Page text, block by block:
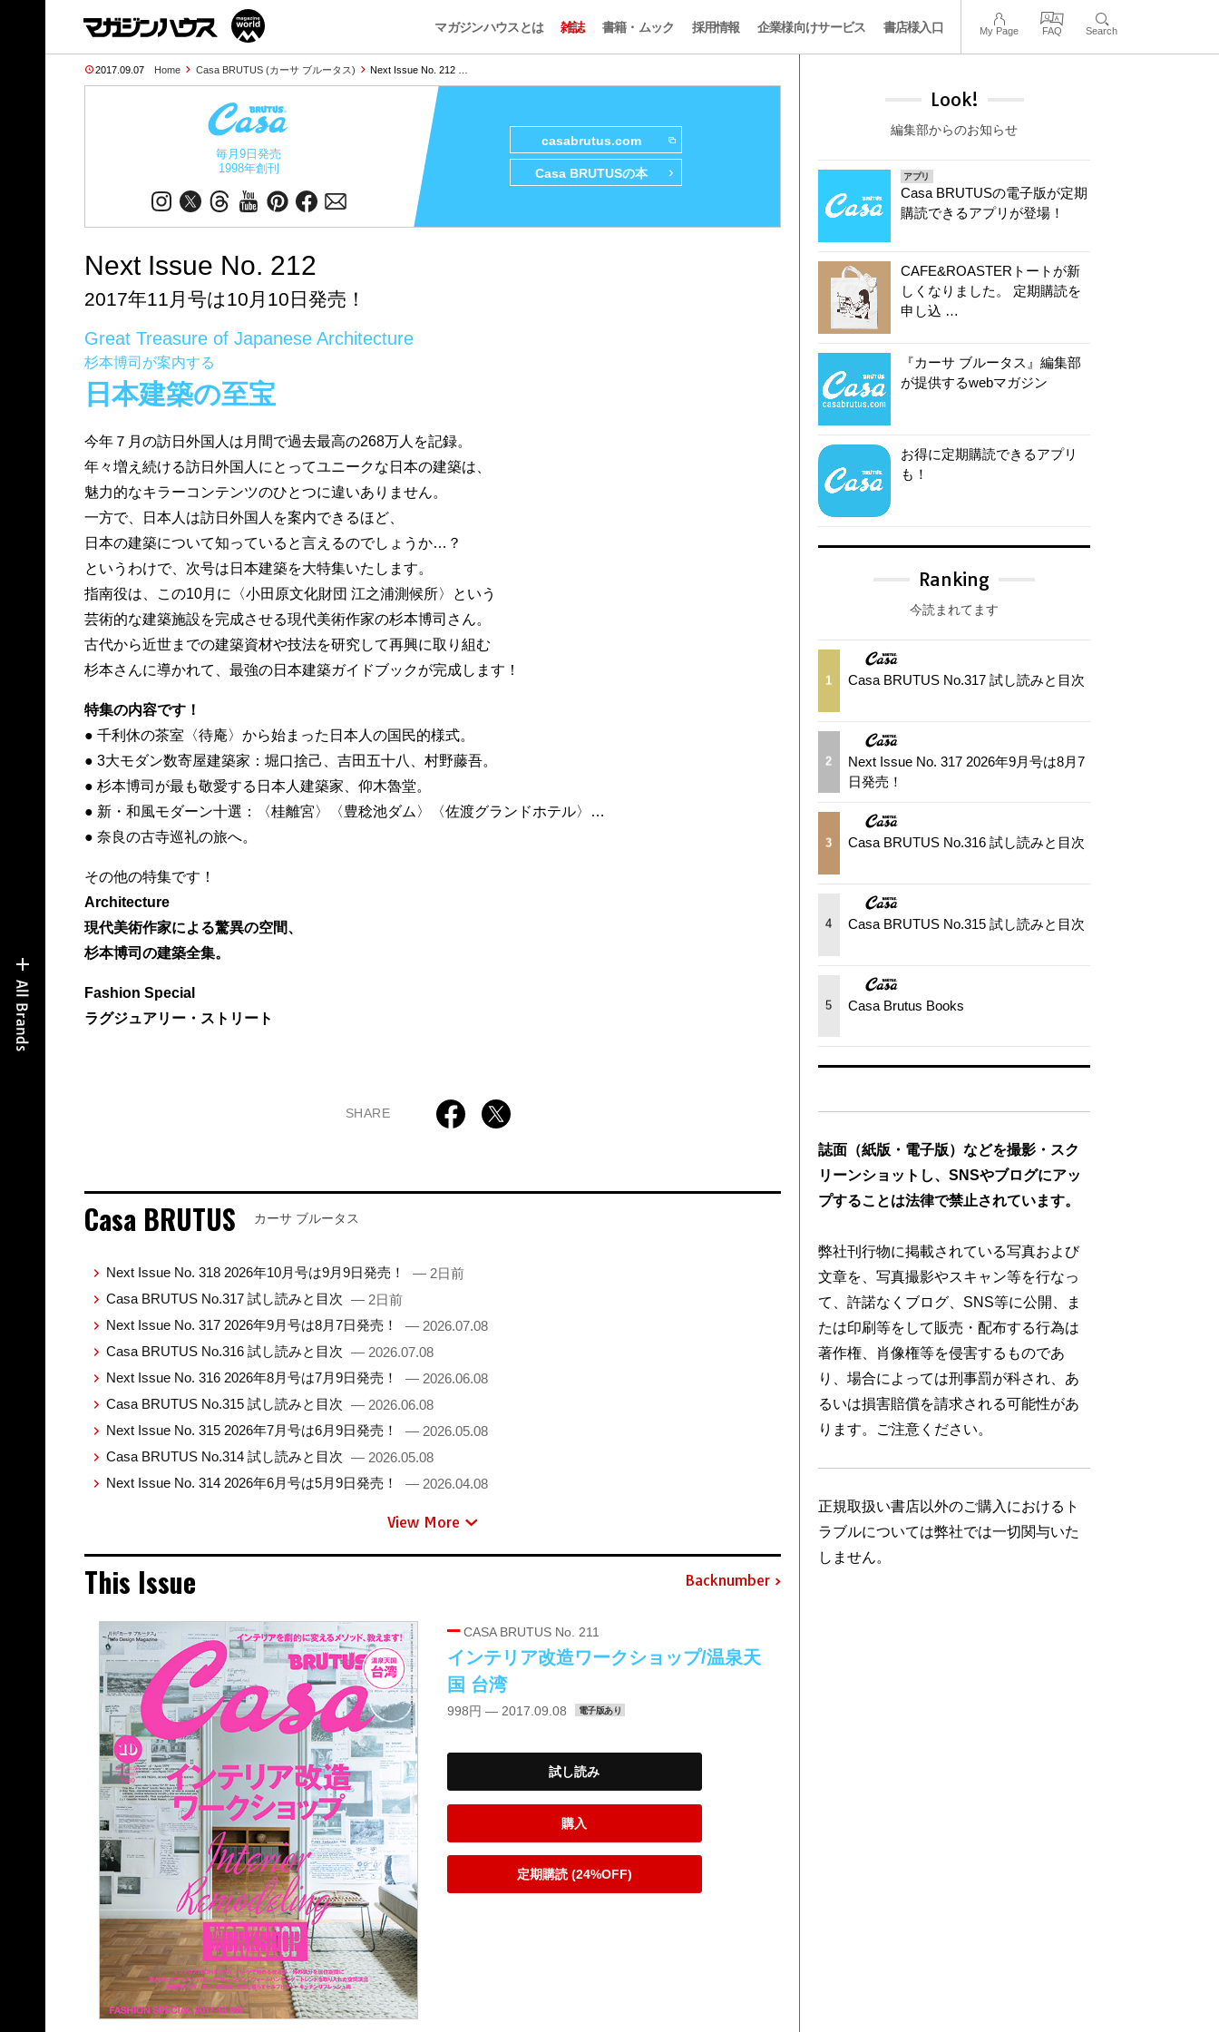
マガジンハウスとは 雑誌 書籍・ムック 採用情報 企業様向けサービス 書店様入口 My Page FAQ Search
2017.09.07 Home Casa BRUTUS (カーサ ブルータス) Next Issue No. 212 …
毎月9日発売
1998年創刊
casabrutus.com
Casa BRUTUSの本
Next Issue No. 212
2017年11月号は10月10日発売！
Great Treasure of Japanese Architecture
杉本博司が案内する
日本建築の至宝
今年７月の訪日外国人は月間で過去最高の268万人を記録。
年々増え続ける訪日外国人にとってユニークな日本の建築は、
魅力的なキラーコンテンツのひとつに違いありません。
一方で、日本人は訪日外国人を案内できるほど、
日本の建築について知っていると言えるのでしょうか…？
というわけで、次号は日本建築を大特集いたします。
指南役は、この10月に〈小田原文化財団 江之浦測候所〉という
芸術的な建築施設を完成させる現代美術作家の杉本博司さん。
古代から近世までの建築資材や技法を研究して再興に取り組む
杉本さんに導かれて、最強の日本建築ガイドブックが完成します！
特集の内容です！
● 千利休の茶室〈待庵〉から始まった日本人の国民的様式。
● 3大モダン数寄屋建築家：堀口捨己、吉田五十八、村野藤吾。
● 杉本博司が最も敬愛する日本人建築家、仰木魯堂。
● 新・和風モダーン十選：〈桂離宮〉〈豊稔池ダム〉〈佐渡グランドホテル〉…
● 奈良の古寺巡礼の旅へ。
その他の特集です！
Architecture
現代美術作家による驚異の空間、
杉本博司の建築全集。
Fashion Special
ラグジュアリー・ストリート
SHARE
Casa BRUTUS カーサ ブルータス
Next Issue No. 318 2026年10月号は9月9日発売！
— 2日前
Casa BRUTUS No.317 試し読みと目次 — 2日前
Next Issue No. 317 2026年9月号は8月7日発売！
— 2026.07.08
Casa BRUTUS No.316 試し読みと目次 — 2026.07.08
Next Issue No. 316 2026年8月号は7月9日発売！
— 2026.06.08
Casa BRUTUS No.315 試し読みと目次 — 2026.06.08
Next Issue No. 315 2026年7月号は6月9日発売！
— 2026.05.08
Casa BRUTUS No.314 試し読みと目次 — 2026.05.08
Next Issue No. 314 2026年6月号は5月9日発売！
— 2026.04.08
View More
This Issue Backnumber
CASA BRUTUS No. 211
インテリア改造ワークショップ/温泉天
国 台湾
998円 — 2017.09.08 電子版あり
試し読み
購入
定期購読 (24%OFF)
Look!
編集部からのお知らせ
アプリ
Casa BRUTUSの電子版が定期
購読できるアプリが登場！
CAFE&ROASTERトートが新
しくなりました。 定期購読を
申し込 …
『カーサ ブルータス』編集部
が提供するwebマガジン
お得に定期購読できるアプリ
も！
Ranking
今読まれてます
1 Casa BRUTUS No.317 試し読みと目次
2
Next Issue No. 317 2026年9月号は8月7
日発売！
3 Casa BRUTUS No.316 試し読みと目次
4 Casa BRUTUS No.315 試し読みと目次
5 Casa Brutus Books
誌面（紙版・電子版）などを撮影・スク
リーンショットし、SNSやブログにアッ
プすることは法律で禁止されています。
弊社刊行物に掲載されている写真および
文章を、写真撮影やスキャン等を行なっ
て、許諾なくブログ、SNS等に公開、ま
たは印刷等をして販売・配布する行為は
著作権、肖像権等を侵害するものであ
り、場合によっては刑事罰が科され、あ
るいは損害賠償を請求される可能性があ
ります。ご注意ください。
正規取扱い書店以外のご購入におけるト
ラブルについては弊社では一切関与いた
しません。